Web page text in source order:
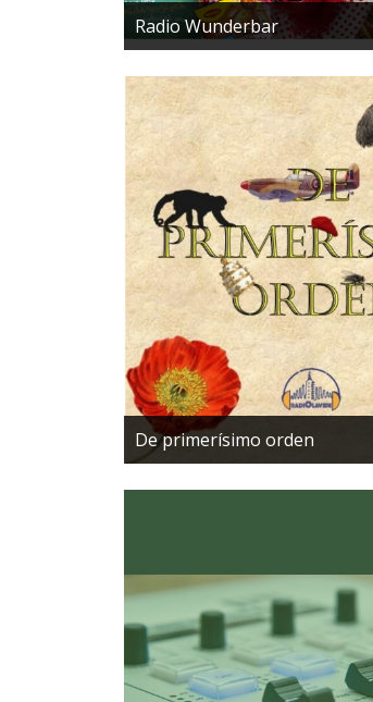
Radio Wunderbar
De primerísimo orden